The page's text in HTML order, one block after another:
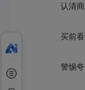
认清商品
买前看清
警惕夸大